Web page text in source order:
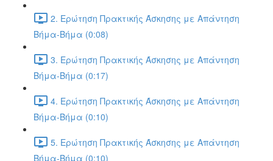
2. Ερώτηση Πρακτικής Άσκησης με Απάντηση
Βήμα-Βήμα (0:08)
3. Ερώτηση Πρακτικής Άσκησης με Απάντηση
Βήμα-Βήμα (0:17)
4. Ερώτηση Πρακτικής Άσκησης με Απάντηση
Βήμα-Βήμα (0:10)
5. Ερώτηση Πρακτικής Άσκησης με Απάντηση
Βήμα-Βήμα (0:10)